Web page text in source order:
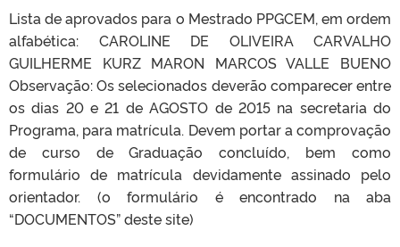
Lista de aprovados para o Mestrado PPGCEM, em ordem
alfabética: CAROLINE DE OLIVEIRA CARVALHO
GUILHERME KURZ MARON MARCOS VALLE BUENO
Observação: Os selecionados deverão comparecer entre
os dias 20 e 21 de AGOSTO de 2015 na secretaria do
Programa, para matrícula. Devem portar a comprovação
de curso de Graduação concluído, bem como
formulário de matrícula devidamente assinado pelo
orientador. (o formulário é encontrado na aba
“DOCUMENTOS” deste site)